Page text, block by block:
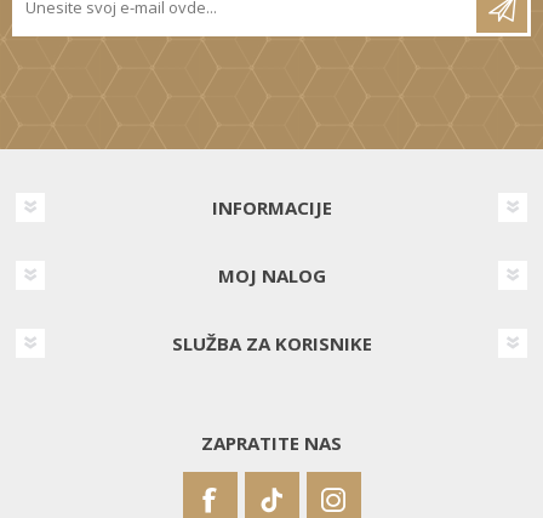
INFORMACIJE
MOJ NALOG
SLUŽBA ZA KORISNIKE
ZAPRATITE NAS